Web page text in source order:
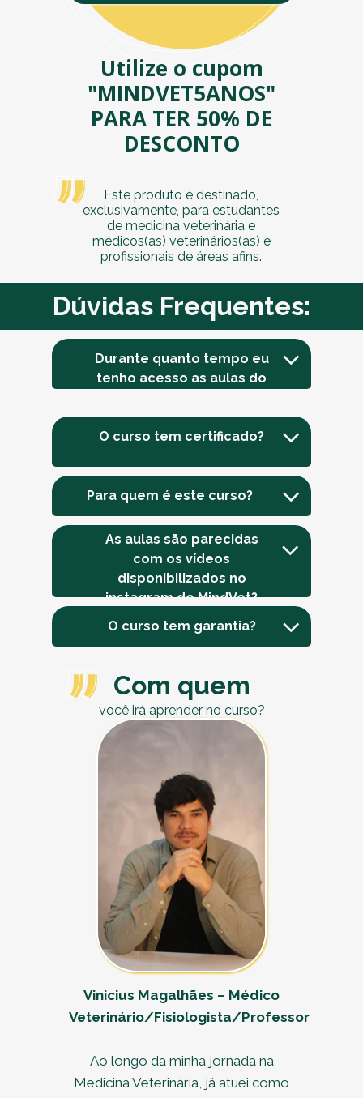
Utilize o cupom
"MINDVET5ANOS"
PARA TER 50% DE
DESCONTO
Este produto é destinado,
exclusivamente, para estudantes
de medicina veterinária e
médicos(as) veterinários(as) e
profissionais de áreas afins.
Dúvidas Frequentes:
Durante quanto tempo eu
tenho acesso as aulas do
O curso tem certificado?
Para quem é este curso?
As aulas são parecidas
com os vídeos
disponibilizados no
instagram do MindVet?
O curso tem garantia?
Com quem
você irá aprender no curso?
Vinicius Magalhães – Médico
Veterinário/Fisiologista/Professor
Ao longo da minha jornada na
Medicina Veterinária, já atuei como